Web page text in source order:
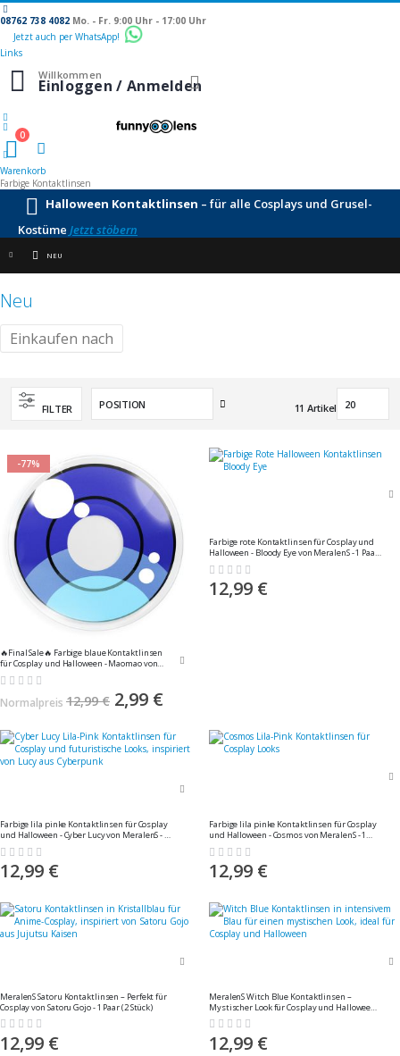
08762 738 4082 Mo. - Fr. 9:00 Uhr - 17:00 Uhr
Jetzt auch per WhatsApp!
Links
Willkommen
Einloggen / Anmelden
Warenkorb
0
Warenkorb
Farbige Kontaktlinsen
Halloween Kontaktlinsen – für alle Cosplays und Grusel-
Kostüme Jetzt stöbern
NEU
Neu
FILTER
In
11 Artikel
-77%
🔥Final Sale🔥 Farbige blaue Kontaktlinsen
für Cosplay und Halloween - Maomao von
MeralenS - 1 Paar (2 Stück)
Rating:
Normalpreis 12,99 € Sonderangebot
2,99 €
Farbige rote Kontaktlinsen für Cosplay und
Halloween - Bloody Eye von MeralenS - 1 Paar
(2 Stück)
Rating:
0%
12,99 €
Farbige lila pinke Kontaktlinsen für Cosplay
und Halloween - Cyber Lucy von MeralenS - 1
Paar (2 Stück)
Rating:
0%
12,99 €
Farbige lila pinke Kontaktlinsen für Cosplay
und Halloween - Cosmos von MeralenS - 1
Paar (2 Stück)
Rating:
0%
12,99 €
MeralenS Satoru Kontaktlinsen – Perfekt für
Cosplay von Satoru Gojo - 1 Paar (2 Stück)
Rating:
0%
12,99 €
MeralenS Witch Blue Kontaktlinsen –
Mystischer Look für Cosplay und Halloween -
1 Paar (2 Stück)
Rating:
0%
12,99 €
Einkaufen nach